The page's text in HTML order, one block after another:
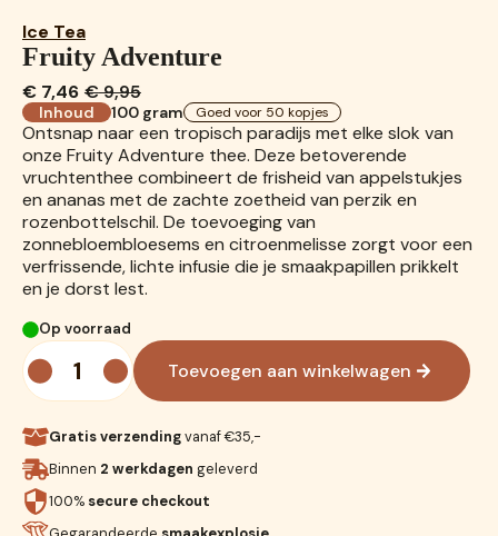
Ice Tea
Fruity Adventure
€9,95
Oorspronkelijke
prijs
was:
€ 9,95.
€ 7,46
Huidige
prijs
is:
€ 7,46.
Inhoud 100 gram Goed voor 50 kopjes
Ontsnap naar een tropisch paradijs met elke slok van
onze Fruity Adventure thee. Deze betoverende
vruchtenthee combineert de frisheid van appelstukjes
en ananas met de zachte zoetheid van perzik en
rozenbottelschil. De toevoeging van
zonnebloembloesems en citroenmelisse zorgt voor een
verfrissende, lichte infusie die je smaakpapillen prikkelt
en je dorst lest.
Op voorraad
Fruity
Adventure
aantal Toevoegen aan winkelwagen
Gratis verzendingvanaf €35,-
Binnen 2 werkdagen geleverd
100% secure checkout